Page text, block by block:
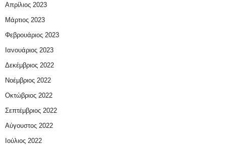
Απρίλιος 2023
Μάρτιος 2023
Φεβρουάριος 2023
Ιανουάριος 2023
Δεκέμβριος 2022
Νοέμβριος 2022
Οκτώβριος 2022
Σεπτέμβριος 2022
Αύγουστος 2022
Ιούλιος 2022